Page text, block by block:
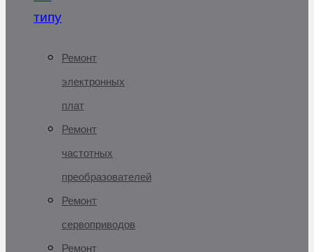
типу
Ремонт
электронных
плат
Ремонт
частотных
преобразователей
Ремонт
сервоприводов
Ремонт